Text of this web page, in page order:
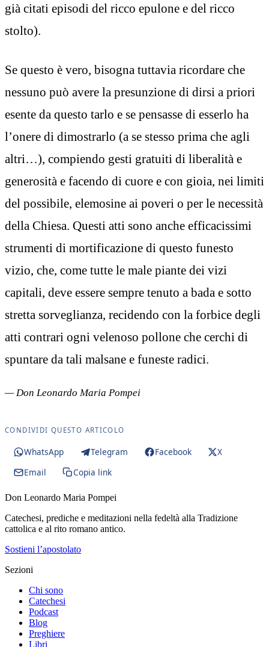
già citati episodi del ricco epulone e del ricco
stolto).
Se questo è vero, bisogna tuttavia ricordare che
nessuno può avere la presunzione di dirsi a priori
esente da questo tarlo e se pensasse di esserlo ha
l’onere di dimostrarlo (a se stesso prima che agli
altri…), compiendo gesti gratuiti di liberalità e
generosità e facendo di cuore e con gioia, nei limiti
del possibile, elemosine ai poveri o per le necessità
della Chiesa. Questi atti sono anche efficacissimi
strumenti di mortificazione di questo funesto
vizio, che, come tutte le male piante dei vizi
capitali, deve essere sempre tenuto a bada e sotto
stretta sorveglianza, recidendo con la forbice degli
atti contrari ogni velenoso pollone che cerchi di
spuntare da tali malsane e funeste radici.
— Don Leonardo Maria Pompei
CONDIVIDI QUESTO ARTICOLO
WhatsApp Telegram Facebook
X
Email
Copia link
Don Leonardo Maria Pompei
Catechesi, prediche e meditazioni nella fedeltà alla Tradizione
cattolica e al rito romano antico.
Sostieni l’apostolato
Sezioni
Chi sono
Catechesi
Podcast
Blog
Preghiere
Libri